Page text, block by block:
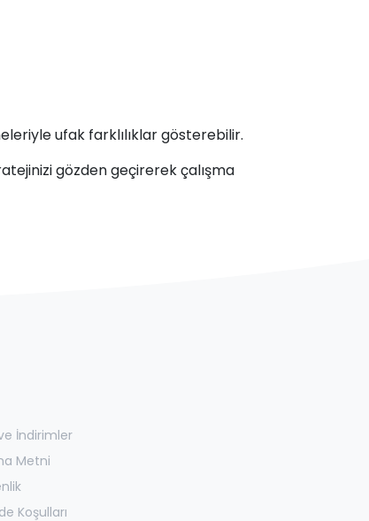
ufak farklılıklar gösterebilir.
gözden geçirerek çalışma
İndirimler
Metni
Koşulları